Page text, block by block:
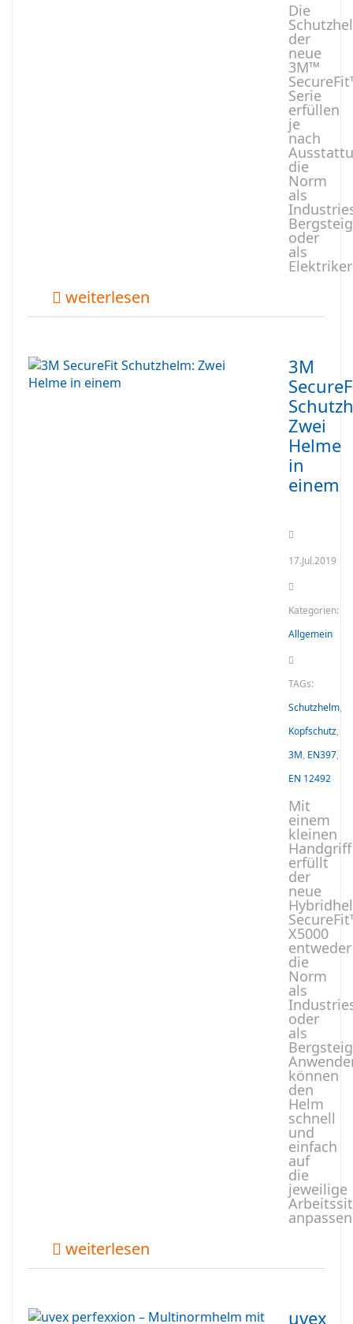
Die
der
neue
3M™
Serie
erfüllen
je
nach
die
Norm
als
oder
als
weiterlesen
3M
Zwei
Helme
in
einem
17.Jul.2019
Kategorien:
Allgemein
TAGs:
Schutzhelm,
Kopfschutz,
3M, EN397,
EN 12492
Mit
einem
kleinen
Handgriff
erfüllt
der
neue
X5000
entweder
die
Norm
als
oder
als
können
den
Helm
schnell
und
einfach
auf
die
jeweilige
weiterlesen
uvex